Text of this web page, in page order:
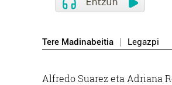
Tere Madinabeitia Legazpi
Alfredo Suarez eta Adriana